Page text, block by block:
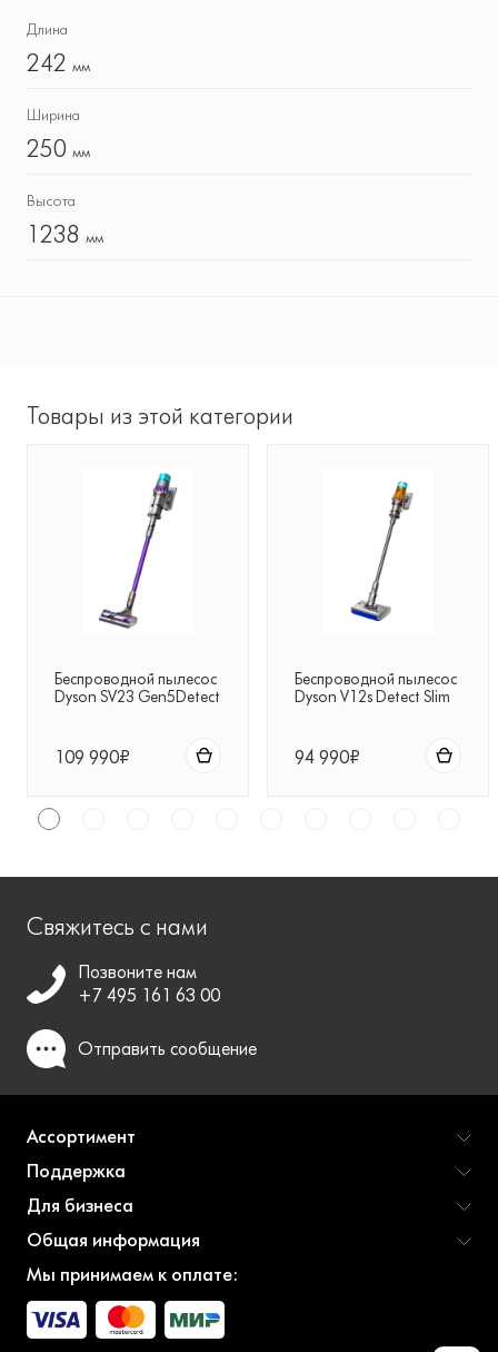
Длина
242 мм
Ширина
250 мм
Высота
1238 мм
Товары из этой категории
Беспроводной пылесос
Dyson SV23 Gen5Detect
109 990₽
Беспроводной пылесос
Dyson V12s Detect Slim
94 990₽
Свяжитесь с нами
Позвоните нам
+7 495 161 63 00
Отправить сообщение
Ассортимент
Поддержка
Для бизнеса
Общая информация
Мы принимаем к оплате: